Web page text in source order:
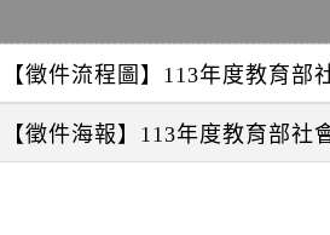
【徵件流程圖】113年度教育部
【徵件海報】113年度教育部社